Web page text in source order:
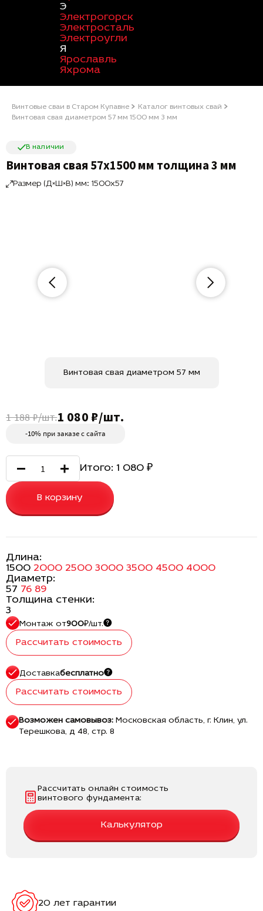
Э
Электрогорск
Электросталь
Электроугли
Я
Ярославль
Яхрома
Винтовые сваи в Старом Купавне
Каталог винтовых свай
Винтовая свая диаметром 57 мм 1500 мм 3 мм
В наличии
Винтовая свая 57х1500 мм толщина 3 мм
Размер (Д×Ш×В) мм: 1500x57
1 188 ₽/шт.1 080 ₽/шт.
-10% при заказе с сайта
Итого: 1 080 ₽
В корзину
Длина:
1500 2000 2500 3000 3500 4500 4000
Диаметр:
57 76 89
Толщина стенки:
3
Монтаж от900₽/шт.
Рассчитать стоимость
Доставкабесплатно
Рассчитать стоимость
Возможен самовывоз:Московская область, г. Клин, ул.
Терешкова, д 48, стр. 8
Рассчитать онлайн стоимость
винтового фундамента:
Калькулятор
Винтовая свая диаметром 57 мм
20 лет гарантии